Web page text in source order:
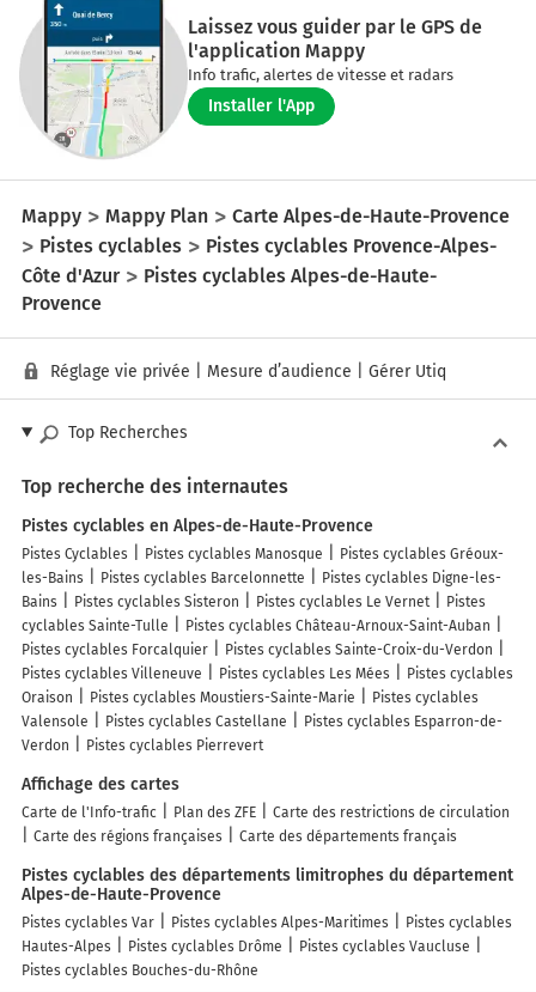
Laissez vous guider par le GPS de
l'application Mappy
Info trafic, alertes de vitesse et radars
Installer l'App
Mappy Mappy Plan
Carte Alpes-de-Haute-Provence
Pistes cyclables
Pistes cyclables Provence-Alpes-
Côte d'Azur
Pistes cyclables Alpes-de-Haute-
Provence
Réglage vie privée Mesure d’audience Gérer Utiq
Top Recherches
Top recherche des internautes
Pistes cyclables en Alpes-de-Haute-Provence
Pistes Cyclables Pistes cyclables Manosque
Pistes cyclables Gréoux-
les-Bains
Pistes cyclables Barcelonnette
Pistes cyclables Digne-les-
Bains
Pistes cyclables Sisteron Pistes cyclables Le Vernet
Pistes
cyclables Sainte-Tulle
Pistes cyclables Château-Arnoux-Saint-Auban
Pistes cyclables Forcalquier
Pistes cyclables Sainte-Croix-du-Verdon
Pistes cyclables Villeneuve
Pistes cyclables Les Mées
Pistes cyclables
Oraison
Pistes cyclables Moustiers-Sainte-Marie
Pistes cyclables
Valensole
Pistes cyclables Castellane
Pistes cyclables Esparron-de-
Verdon
Pistes cyclables Pierrevert
Affichage des cartes
Carte de l'Info-trafic Plan des ZFE
Carte des restrictions de circulation
Carte des régions françaises
Carte des départements français
Pistes cyclables des départements limitrophes du département
Alpes-de-Haute-Provence
Pistes cyclables Var Pistes cyclables Alpes-Maritimes
Pistes cyclables
Hautes-Alpes
Pistes cyclables Drôme
Pistes cyclables Vaucluse
Pistes cyclables Bouches-du-Rhône